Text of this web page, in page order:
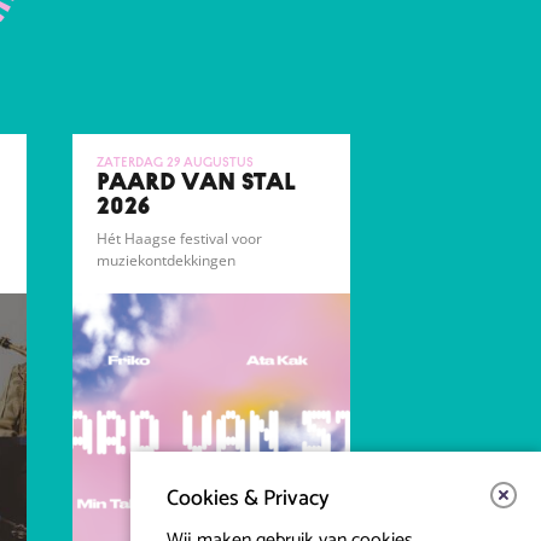
zaterdag 29 augustus
PAARD VAN STAL
2026
Hét Haagse festival voor
muziekontdekkingen
Cookies & Privacy